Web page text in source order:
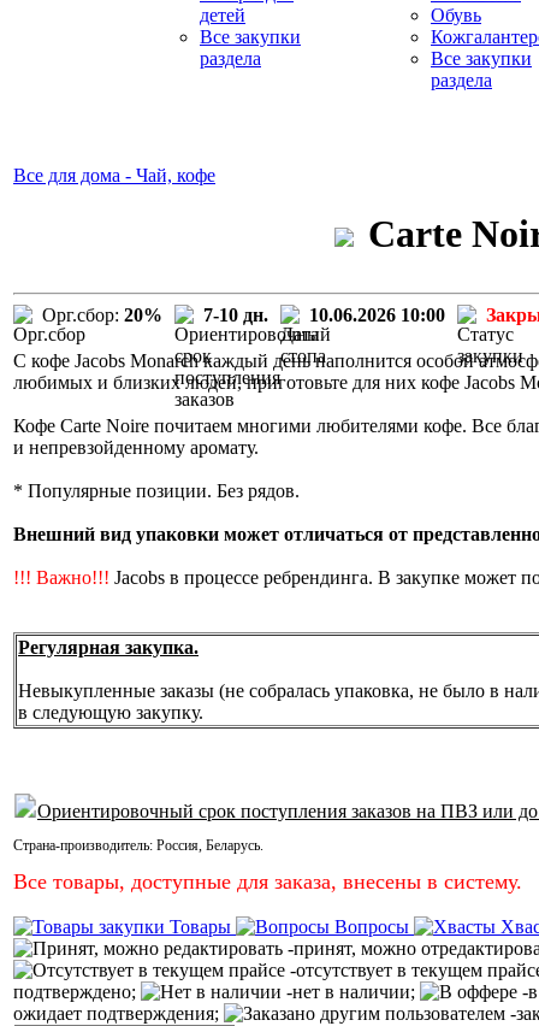
детей
Все закупки
раздела
Обувь
Все закупки
раздела
Все для дома - Чай, кофе
Carte
Орг.сбор: 20% 7-10 дн. 10.06.2026 10:00
С кофе Jacobs Monarch каждый день наполнится особой
любимых и близких людей, приготовьте для них кофе Jacobs
Кофе Carte Noire почитаем многими любителями кофе. Все
и непревзойденному аромату.
* Популярные позиции. Без рядов.
Внешний вид упаковки может отличаться от
!!! Важно!!! Jacobs в процессе ребрендинга. В закупке может
Регулярная закупка.
Невыкупленные заказы (не собралась упаковка, не было в
в следующую закупку.
Ориентировочный срок поступления заказов на ПВЗ или
Страна-производитель: Россия, Беларусь.
Все товары, доступные для заказа, внесены в систему.
Товары Вопросы
-принят, можно
-отсутствует в текущем
подтверждено;
-нет в наличии;
-
ожидает подтверждения;
-